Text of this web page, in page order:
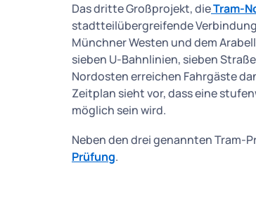
Das dritte Großprojekt, dieTram-
stadtteilübergreifende
Münchner Westen und dem
sieben U-Bahnlinien, sieben
Nordosten erreichen Fahrgäste
Zeitplan sieht vor, dass eine
möglich sein wird.
Neben den drei genannten Tram-
Prüfung.